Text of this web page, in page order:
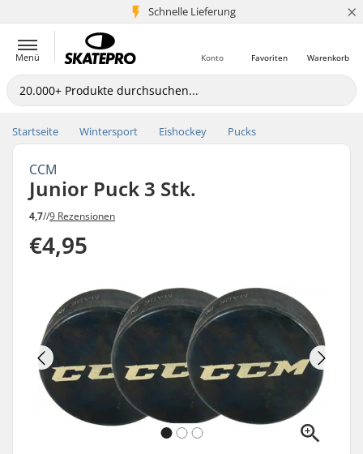
Schnelle Lieferung
5+ Mio. Kunden ×
Menü Warenkorb
Favoriten
Konto
Startseite Wintersport Eishockey Pucks
CCM
Junior Puck 3 Stk.
4,7//9 Rezensionen
€4,95